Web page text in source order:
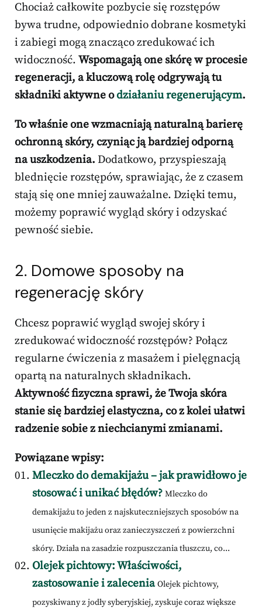
Chociaż całkowite pozbycie się rozstępów
bywa trudne, odpowiednio dobrane kosmetyki
i zabiegi mogą znacząco zredukować ich
widoczność. Wspomagają one skórę w procesie
regeneracji, a kluczową rolę odgrywają tu
składniki aktywne odziałaniu regenerującym.
To właśnie one wzmacniają naturalną barierę
ochronną skóry, czyniąc ją bardziej odporną
na uszkodzenia. Dodatkowo, przyspieszają
blednięcie rozstępów, sprawiając, że z czasem
stają się one mniej zauważalne. Dzięki temu,
możemy poprawić wygląd skóry i odzyskać
pewność siebie.
2. Domowe sposoby na
regenerację skóry
Chcesz poprawić wygląd swojej skóry i
zredukować widoczność rozstępów? Połącz
regularne ćwiczenia z masażem i pielęgnacją
opartą na naturalnych składnikach.
Aktywność fizyczna sprawi, że Twoja skóra
stanie się bardziej elastyczna, co z kolei ułatwi
radzenie sobie z niechcianymi zmianami.
Powiązane wpisy:
Mleczko do demakijażu – jak prawidłowo je
stosować i unikać błędów? Mleczko do
demakijażu to jeden z najskuteczniejszych sposobów na
usunięcie makijażu oraz zanieczyszczeń z powierzchni
skóry. Działa na zasadzie rozpuszczania tłuszczu, co...
Olejek pichtowy: Właściwości,
zastosowanie i zalecenia Olejek pichtowy,
pozyskiwany z jodły syberyjskiej, zyskuje coraz większe